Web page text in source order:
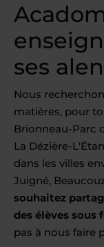
ses
Nous
matières, pour
Brionneau-Parc
La Dézière-
dans les villes
Juigné,
souhaitez
des élèves sous
pas à nous faire